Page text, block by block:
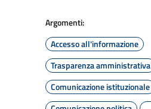
Argomenti:
Accesso all'informazione
Trasparenza amministrativa
Comunicazione istituzionale